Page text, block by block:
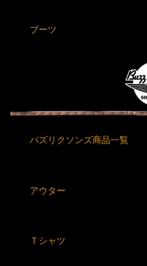
ブーツ
バズリクソンズ商品一覧
アウター
Ｔシャツ